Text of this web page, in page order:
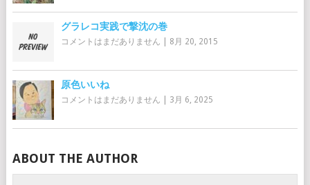
グラレコ実践で撃沈の巻
コメントはまだありません 8月 20, 2015
原色いいね
コメントはまだありません 3月 6, 2025
ABOUT THE AUTHOR